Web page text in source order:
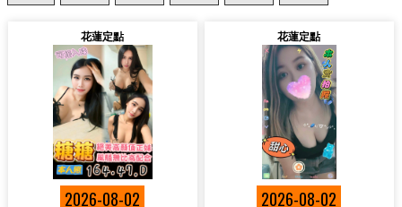
花蓮定點
2026-08-02
花蓮定點
2026-08-02